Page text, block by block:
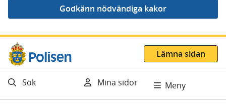
Gå direkt till innehåll
Lämna sidan
Sök Mina sidor Meny